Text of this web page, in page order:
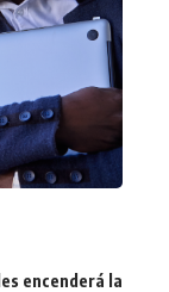
encenderá la